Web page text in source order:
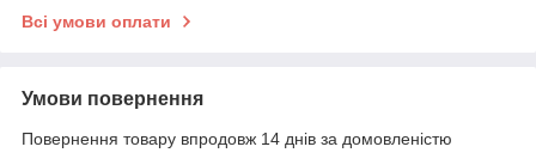
Всі умови оплати
Умови повернення
Повернення товару впродовж 14 днів за домовленістю